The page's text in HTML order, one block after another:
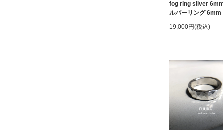
fog ring silver
ルバーリング 6mm
19,000円(税込)